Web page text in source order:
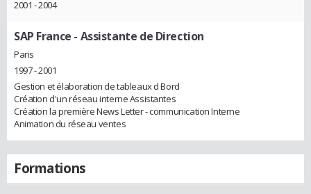
2001 - 2004
SAP France - Assistante de Direction
Paris
1997 - 2001
Gestion et élaboration de tableaux d Bord
Création d'un réseau interne Assistantes
Création la première News Letter - communication Interne
Animation du réseau ventes
Formations